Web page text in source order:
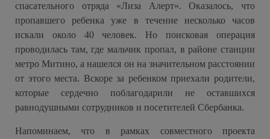
спасательного отряда «Лиза Алерт». Оказалось, что
пропавшего ребенка уже в течение несколько часов
искали около 40 человек. Но поисковая операция
проводилась там, где мальчик пропал, в районе станции
метро Митино, а нашелся он на значительном расстоянии
от этого места. Вскоре за ребенком приехали родители,
которые сердечно поблагодарили не оставшихся
равнодушными сотрудников и посетителей Сбербанка.
Напоминаем, что в рамках совместного проекта